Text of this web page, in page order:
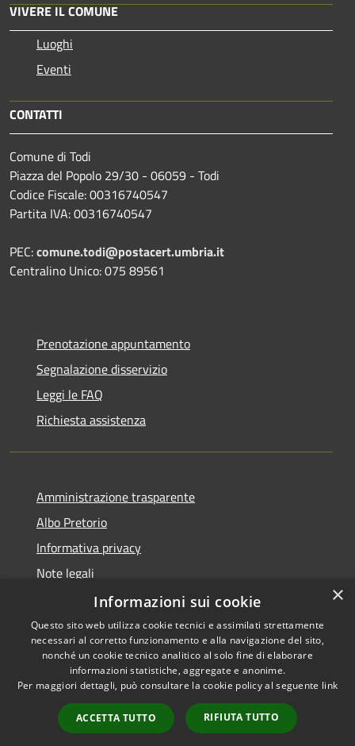
VIVERE IL COMUNE
Luoghi
Eventi
CONTATTI
Comune di Todi
Piazza del Popolo 29/30 - 06059 - Todi
Codice Fiscale: 00316740547
Partita IVA: 00316740547
PEC:comune.todi@postacert.umbria.it
Centralino Unico: 075 89561
Prenotazione appuntamento
Segnalazione disservizio
Leggi le FAQ
Richiesta assistenza
Amministrazione trasparente
Albo Pretorio
Informativa privacy
Note legali
Dichiarazione di accessibilità
RSS
Accessibilità
Copyright © 2026 • Comune di
Todi • Powered by
Municipium•
Accesso
redazione
×
Informazioni sui cookie
Questo sito web utilizza cookie tecnici e assimilati strettamente
necessari al corretto funzionamento e alla navigazione del sito,
nonché un cookie tecnico analitico al solo fine di elaborare
informazioni statistiche, aggregate e anonime.
Per maggiori dettagli, può consultare la cookie policy al seguente link
ACCETTA TUTTO RIFIUTA TUTTO